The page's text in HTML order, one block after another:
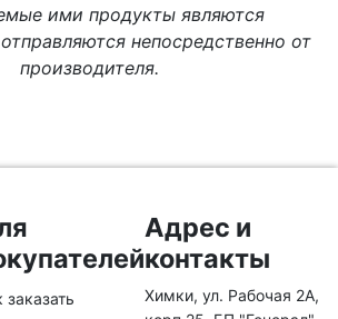
ими продукты являются
непосредственно от
производителя.
заказать
Адрес и
контакты
Химки, ул. Рабочая 2А,